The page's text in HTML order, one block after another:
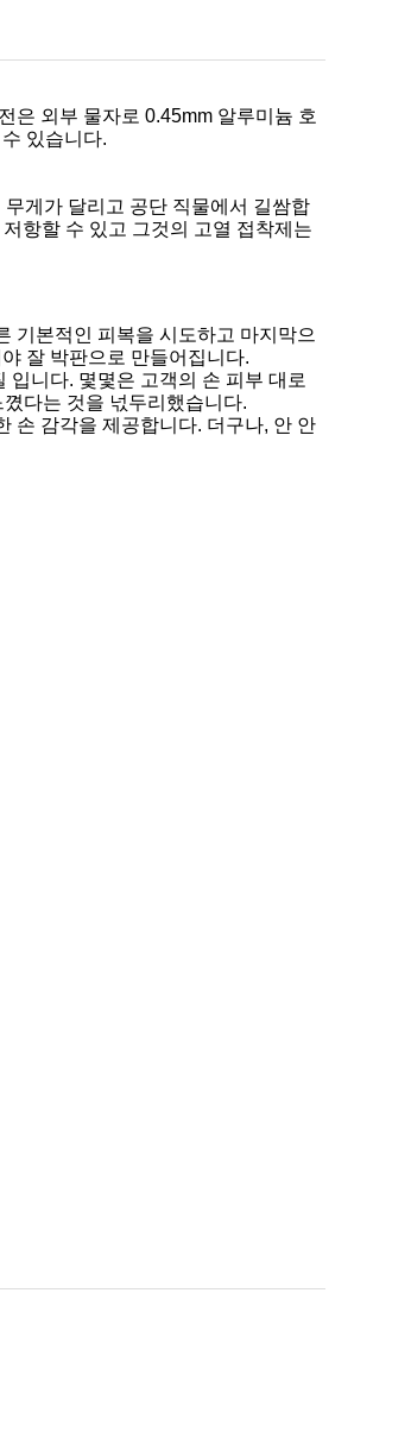
은 외부 물자로 0.45mm 알루미늄 호
있습니다.
게가 달리고 공단 직물에서 길쌈합
항할 수 있고 그것의 고열 접착제는
기본적인 피복을 시도하고 마지막으
잘 박판으로 만들어집니다.
니다. 몇몇은 고객의 손 피부 대로
다는 것을 넋두리했습니다.
손 감각을 제공합니다. 더구나, 안 안